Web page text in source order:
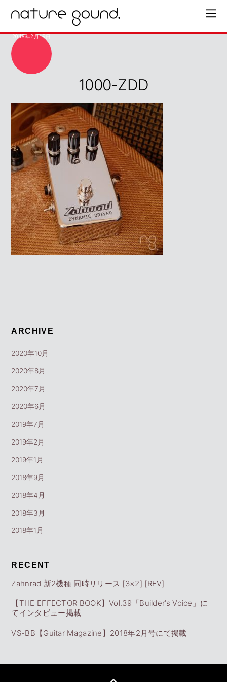
2018年2月19日
1000-ZDD
ARCHIVE
2020年10月
2020年8月
2020年7月
2020年6月
2019年7月
2019年2月
2019年1月
2018年9月
2018年4月
2018年3月
2018年1月
RECENT
Zahnrad 新2機種 同時リリース [3×2] [REV]
【THE EFFECTOR BOOK】Vol.39「Builder’s Voice」に
てインタビュー掲載
VS-BB【Guitar Magazine】2018年2月号にて掲載